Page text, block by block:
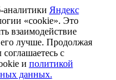
аналитики Яндекс
«cookie». Это
взаимодействие
его лучше. Продолжая
с
и политикой
данных.